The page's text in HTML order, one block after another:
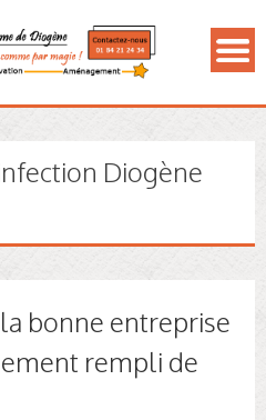
Diogène
bonne entreprise
rempli de